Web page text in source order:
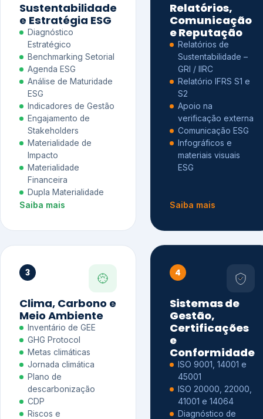
Sustentabilidade
e Estratégia ESG
Diagnóstico
Estratégico
Benchmarking Setorial
Agenda ESG
Análise de Maturidade
ESG
Indicadores de Gestão
Engajamento de
Stakeholders
Materialidade de
Impacto
Materialidade
Financeira
Dupla Materialidade
Saiba mais
Relatórios,
Comunicação
e Reputação
Relatórios de
Sustentabilidade –
GRI / IIRC
Relatório IFRS S1 e
S2
Apoio na
verificação externa
Comunicação ESG
Infográficos e
materiais visuais
ESG
Saiba mais
3
Clima, Carbono e
Meio Ambiente
Inventário de GEE
GHG Protocol
Metas climáticas
Jornada climática
Plano de
descarbonização
CDP
Riscos e
4
Sistemas de
Gestão,
Certificações
e
Conformidade
ISO 9001, 14001 e
45001
ISO 20000, 22000,
41001 e 14064
Diagnóstico de